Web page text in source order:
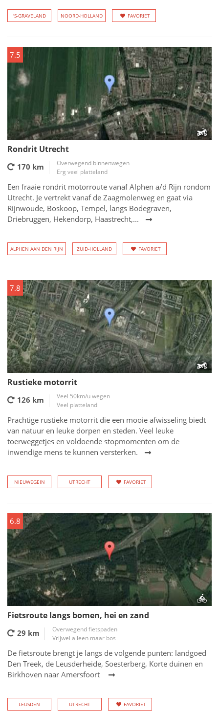
'S-GRAVELAND NOORD-HOLLAND FAVORIET
7.5
Rondrit Utrecht
170 km
Overwegend binnenwegen
Erg veel platteland
Een fraaie rondrit motorroute vanaf Alphen a/d Rijn rondom
Utrecht. Je vertrekt vanaf de Zaagmolenweg en gaat via
Rijnwoude, Boskoop, Tempel, langs Bodegraven,
Driebruggen, Hekendorp, Haastrecht,...
ALPHEN AAN DEN RIJN ZUID-HOLLAND FAVORIET
7.8
Rustieke motorrit
126 km
Veel 50km/u wegen
Veel platteland
Prachtige rustieke motorrit die een mooie afwisseling biedt
van natuur en leuke dorpen en steden. Veel leuke
toerweggetjes en voldoende stopmomenten om de
inwendige mens te kunnen versterken.
NIEUWEGEIN UTRECHT FAVORIET
6.8
Fietsroute langs bomen, hei en zand
29 km
Overwegend fietspaden
Vrijwel alleen maar bos
De fietsroute brengt je langs de volgende punten: landgoed
Den Treek, de Leusderheide, Soesterberg, Korte duinen en
Birkhoven naar Amersfoort
LEUSDEN UTRECHT FAVORIET